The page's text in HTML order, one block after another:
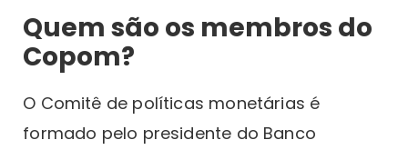
Quem são os membros do
Copom?
O Comitê de políticas monetárias é
formado pelo presidente do Banco